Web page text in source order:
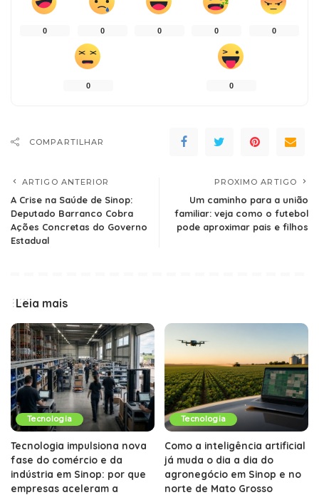
0 0 0 0 0
0 0
COMPARTILHAR
ARTIGO ANTERIOR
A Crise na Saúde de Sinop:
Deputado Barranco Cobra
Ações Concretas do Governo
Estadual
PROXIMO ARTIGO
Um caminho para a união
familiar: veja como o futebol
pode aproximar pais e filhos
Leia mais
Tecnologia
Tecnologia impulsiona nova
fase do comércio e da
indústria em Sinop: por que
empresas aceleram a
Tecnologia
Como a inteligência artificial
já muda o dia a dia do
agronegócio em Sinop e no
norte de Mato Grosso